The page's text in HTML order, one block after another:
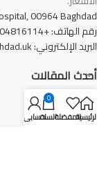
00964 Baghdad
رقم الهاتف: +9647804816114
البريد الإلكتروني: info@m5-baghdad.uk
أحدث المقالات
أشهر التصنيفات
المفضلة
0
السلةحسابي